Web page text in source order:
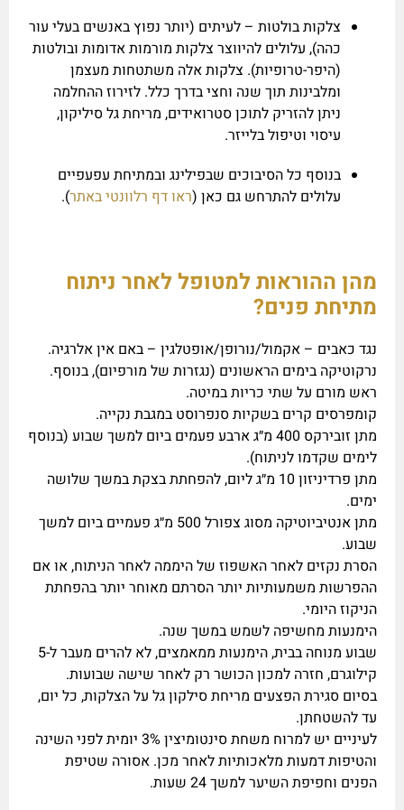
צלקות בולטות – לעיתים (יותר נפוץ באנשים בעלי עור
כהה), עלולים להיווצר צלקות מורמות אדומות ובולטות
(היפר-טרופיות). צלקות אלה משתטחות מעצמן
ומלבינות תוך שנה וחצי בדרך כלל. לזירוז ההחלמה
ניתן להזריק לתוכן סטרואידים, מריחת גל סיליקון,
עיסוי וטיפול בלייזר.
בנוסף כל הסיבוכים שבפילינג ובמתיחת עפעפיים
עלולים להתרחש גם כאן (ראו דף רלוונטי באתר).
מהן ההוראות למטופל לאחר ניתוח
מתיחת פנים?
נגד כאבים – אקמול/נורופן/אופטלגין – באם אין אלרגיה.
נרקוטיקה בימים הראשונים (נגזרות של מורפיום), בנוסף.
ראש מורם על שתי כריות במיטה.
קומפרסים קרים בשקיות סנפרוסט במגבת נקייה.
מתן זובירקס 400 מ״ג ארבע פעמים ביום למשך שבוע (בנוסף
לימים שקדמו לניתוח).
מתן פרדיניזון 10 מ״ג ליום, להפחתת בצקת במשך שלושה
ימים.
מתן אנטיביוטיקה מסוג צפורל 500 מ״ג פעמיים ביום למשך
שבוע.
הסרת נקזים לאחר האשפוז של היממה לאחר הניתוח, או אם
ההפרשות משמעותיות יותר הסרתם מאוחר יותר בהפחתת
הניקוז היומי.
הימנעות מחשיפה לשמש במשך שנה.
שבוע מנוחה בבית, הימנעות ממאמצים, לא להרים מעבר ל-5
קילוגרם, חזרה למכון הכושר רק לאחר שישה שבועות.
בסיום סגירת הפצעים מריחת סילקון גל על הצלקות, כל יום,
עד להשטחתן.
לעיניים יש למרוח משחת סינטומיצין 3% יומית לפני השינה
והטיפות דמעות מלאכותיות לאחר מכן. אסורה שטיפת
הפנים וחפיפת השיער למשך 24 שעות.